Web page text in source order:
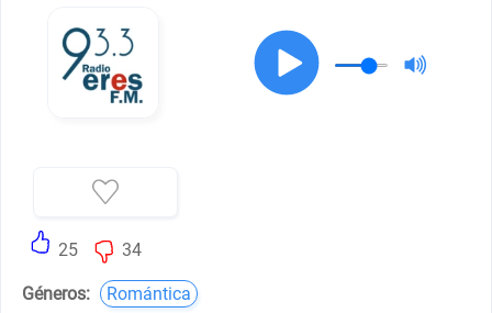
25 34
Géneros: Romántica